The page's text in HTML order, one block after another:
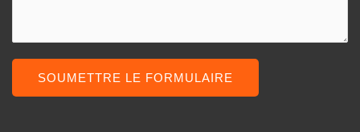
SOUMETTRE LE FORMULAIRE